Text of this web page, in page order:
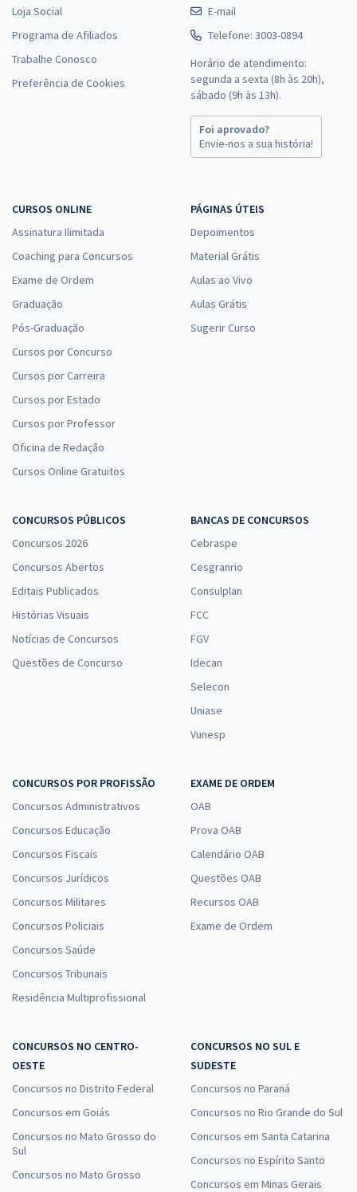
Loja Social
Programa de Afiliados
Trabalhe Conosco
Preferência de Cookies
E-mail
Telefone: 3003-0894
Horário de atendimento:
segunda a sexta (8h às 20h),
sábado (9h às 13h).
Foi aprovado?
Envie-nos a sua história!
CURSOS ONLINE
Assinatura Ilimitada
Coaching para Concursos
Exame de Ordem
Graduação
Pós-Graduação
Cursos por Concurso
Cursos por Carreira
Cursos por Estado
Cursos por Professor
Oficina de Redação
Cursos Online Gratuitos
PÁGINAS ÚTEIS
Depoimentos
Material Grátis
Aulas ao Vivo
Aulas Grátis
Sugerir Curso
CONCURSOS PÚBLICOS
Concursos 2026
Concursos Abertos
Editais Publicados
Histórias Visuais
Notícias de Concursos
Questões de Concurso
BANCAS DE CONCURSOS
Cebraspe
Cesgranrio
Consulplan
FCC
FGV
Idecan
Selecon
Uniase
Vunesp
CONCURSOS POR PROFISSÃO
Concursos Administrativos
Concursos Educação
Concursos Fiscais
Concursos Jurídicos
Concursos Militares
Concursos Policiais
Concursos Saúde
Concursos Tribunais
Residência Multiprofissional
EXAME DE ORDEM
OAB
Prova OAB
Calendário OAB
Questões OAB
Recursos OAB
Exame de Ordem
CONCURSOS NO CENTRO-
OESTE
Concursos no Distrito Federal
Concursos em Goiás
Concursos no Mato Grosso do
Sul
Concursos no Mato Grosso
CONCURSOS NO SUL E
SUDESTE
Concursos no Paraná
Concursos no Rio Grande do Sul
Concursos em Santa Catarina
Concursos no Espírito Santo
Concursos em Minas Gerais